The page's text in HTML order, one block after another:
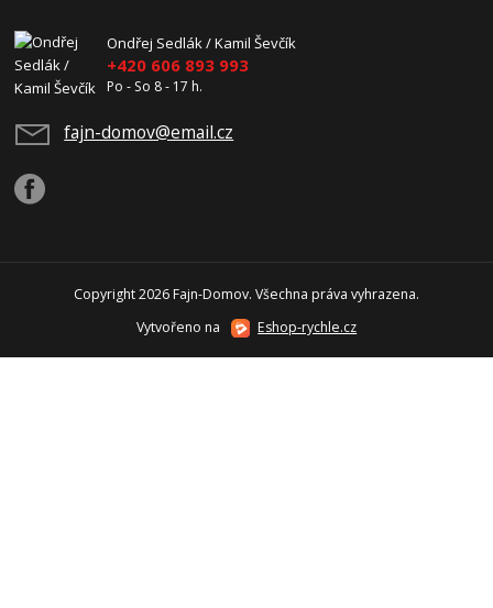
Ondřej Sedlák / Kamil Ševčík
+420 606 893 993
Po - So 8 - 17 h.
fajn-domov@email.cz
Copyright 2026 Fajn-Domov. Všechna práva vyhrazena.
Vytvořeno na
Eshop-rychle.cz